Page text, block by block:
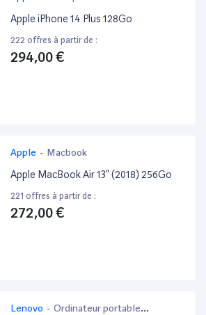
Apple iPhone 14 Plus 128Go
222 offres à partir de :
294,00 €
Apple - Macbook
Apple MacBook Air 13” (2018) 256Go
221 offres à partir de :
272,00 €
Lenovo - Ordinateur portable